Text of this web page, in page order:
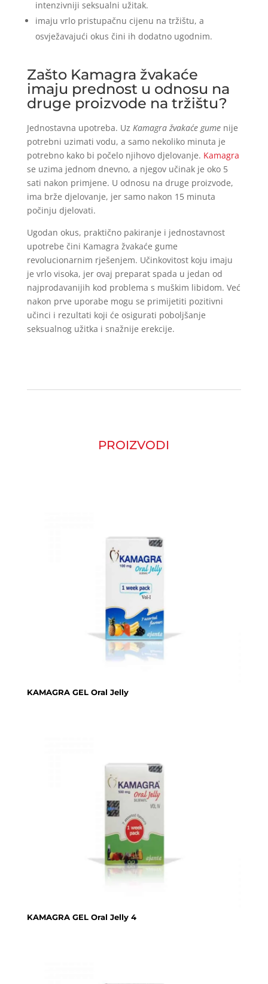
intenzivniji seksualni užitak.
imaju vrlo pristupačnu cijenu na tržištu, a
osvježavajući okus čini ih dodatno ugodnim.
Zašto Kamagra žvakaće
imaju prednost u odnosu na
druge proizvode na tržištu?
Jednostavna upotreba. Uz Kamagra žvakaće gumenije
potrebni uzimati vodu, a samo nekoliko minuta je
potrebno kako bi počelo njihovo djelovanje. Kamagra
se uzima jednom dnevno, a njegov učinak je oko 5
sati nakon primjene. U odnosu na druge proizvode,
ima brže djelovanje, jer samo nakon 15 minuta
počinju djelovati.
Ugodan okus, praktično pakiranje i jednostavnost
upotrebe čini Kamagra žvakaće gume
revolucionarnim rješenjem. Učinkovitost koju imaju
je vrlo visoka, jer ovaj preparat spada u jedan od
najprodavanijih kod problema s muškim libidom. Već
nakon prve uporabe mogu se primijetiti pozitivni
učinci i rezultati koji će osigurati poboljšanje
seksualnog užitka i snažnije erekcije.
PROIZVODI
KAMAGRA GEL Oral Jelly
KAMAGRA GEL Oral Jelly 4